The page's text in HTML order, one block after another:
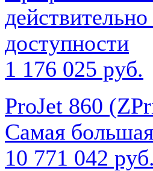
доступности
1 176 025 руб.
ProJet 860
Самая
10 771 042 руб.